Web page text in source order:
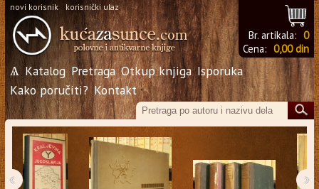
novi korisnik korisnički ulaz
Br. artikala: 0
Cena: 0,00 din
Ѧ Katalog Pretraga Otkup knjiga Isporuka
Kako poručiti? Kontakt
‹ ›